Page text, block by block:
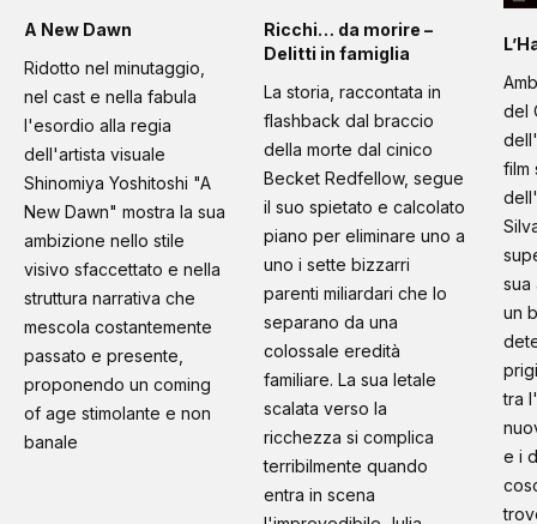
A New Dawn
Ridotto nel minutaggio,
nel cast e nella fabula
l'esordio alla regia
dell'artista visuale
Shinomiya Yoshitoshi "A
New Dawn" mostra la sua
ambizione nello stile
visivo sfaccettato e nella
struttura narrativa che
mescola costantemente
passato e presente,
proponendo un coming
of age stimolante e non
banale
Ricchi… da morire –
Delitti in famiglia
La storia, raccontata in
flashback dal braccio
della morte dal cinico
Becket Redfellow, segue
il suo spietato e calcolato
piano per eliminare uno a
uno i sette bizzarri
parenti miliardari che lo
separano da una
colossale eredità
familiare. La sua letale
scalata verso la
ricchezza si complica
terribilmente quando
entra in scena
del
film
sua
un
tra
e i